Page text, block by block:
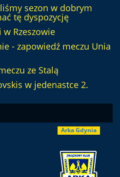
sezon w dobrym
tę dyspozycję
Rzeszowie
- zapowiedź meczu Unia
ze Stalą
w jedenastce 2.
Arka Gdynia